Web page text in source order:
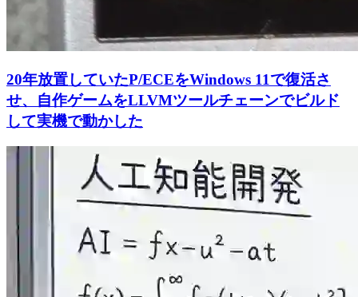
20年放置していたP/ECEをWindows 11で復活さ
せ、自作ゲームをLLVMツールチェーンでビルド
して実機で動かした